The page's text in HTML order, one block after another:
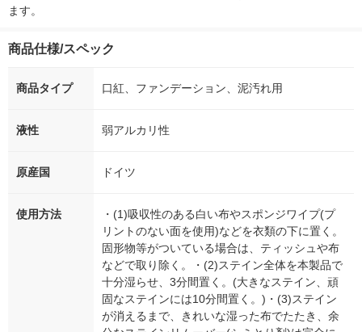
ます。
商品仕様/スペック
商品タイプ 口紅、ファンデーション、泥汚れ用
液性 弱アルカリ性
原産国 ドイツ
使用方法
・(1)吸収性のある白い布やスポンジワイプ(プ
リントのない面を使用)などを衣類の下に置く。
固形物等がついている場合は、ティッシュや布
などで取り除く。・(2)ステイン全体を本製品で
十分湿らせ、3分間置く。(大きなステイン、頑
固なステインには10分間置く。)・(3)ステイン
が消えるまで、きれいな湿った布でたたき、余